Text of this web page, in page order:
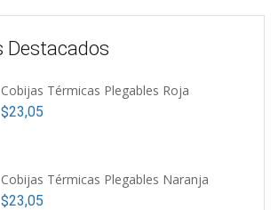
Destacados
Cobijas Térmicas Plegables Roja
$23,05
Cobijas Térmicas Plegables Naranja
$23,05